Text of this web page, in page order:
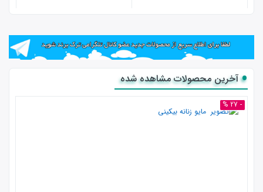
آخرین محصولات مشاهده شده
- 27 %